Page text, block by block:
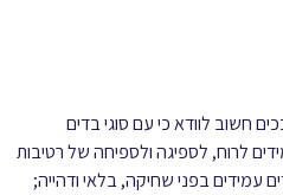
חשוב לוודא כי עם סוגי בדים
לרוח, לספיגה ולספיחה של רטיבות
עמידים בפני שחיקה, בלאי ודהייה;